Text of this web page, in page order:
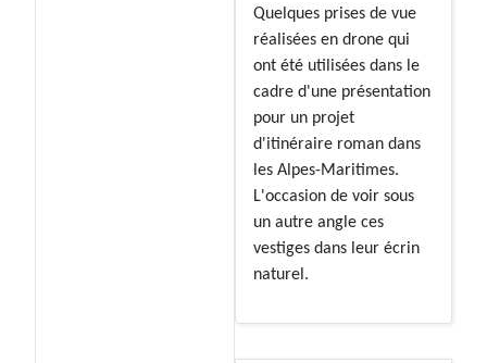
Quelques prises de vue
réalisées en drone qui
ont été utilisées dans le
cadre d'une présentation
pour un projet
d'itinéraire roman dans
les Alpes-Maritimes.
L'occasion de voir sous
un autre angle ces
vestiges dans leur écrin
naturel.